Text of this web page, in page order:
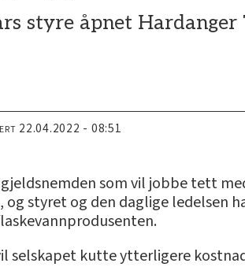
styre åpnet
22.04.2022 - 08:51
som vil jobbe tett
styret og den daglige ledelsen
selskapet kutte ytterligere